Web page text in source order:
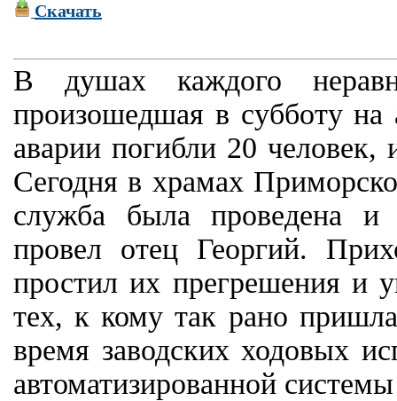
Скачать
В душах каждого
произошедшая в субботу на
аварии погибли 20
Сегодня в храмах
служба была проведена и
провел отец Георгий.
простил их прегрешения и
тех, к кому так рано
время заводских ходовых
автоматизированной